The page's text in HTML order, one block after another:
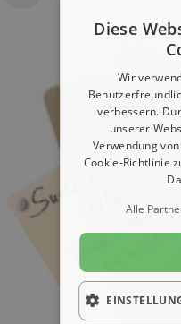
Diese
Wir
verbessern.
unserer
Verwendung
Cookie-Richtlinie
Alle